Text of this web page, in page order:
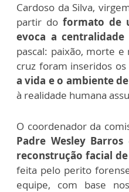
Cardoso da Silva,
partir do formato de
evoca a
pascal: paixão, morte e
cruz foram inseridos os
a vida e o ambiente
à realidade humana
O coordenador da
Padre Wesley Barros
reconstrução facial
feita pelo perito
equipe, com base